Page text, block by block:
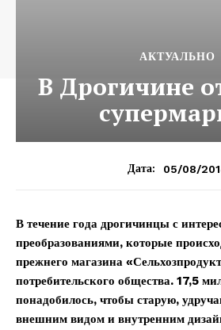
АКТУАЛЬНО
В Дрогичине
Дата: 05/08/
В течение года дрогичинцы с
преобразованиями, которые
прежнего магазина
потребительского общества. 17,5
понадобилось, чтобы старую,
внешним видом и внутренним